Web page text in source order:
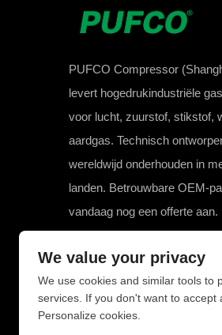
PUFCO Compressor
levert hogedrukindustriële
voor lucht, zuurstof, stikstof,
aardgas. Technisch
wereldwijd onderhouden in
landen. Betrouwbare OEM-
vandaag nog een offerte aan.
We value your privacy
We use cookies and similar tools to
services. If you don't want to accept
Personalize cookies.